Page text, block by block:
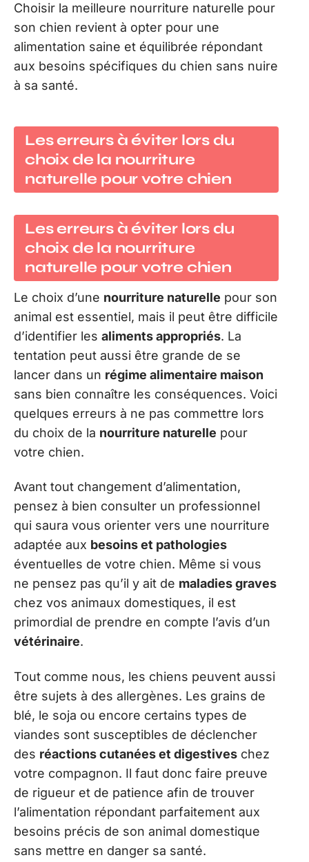
Choisir la meilleure nourriture naturelle pour
son chien revient à opter pour une
alimentation saine et équilibrée répondant
aux besoins spécifiques du chien sans nuire
à sa santé.
Les erreurs à éviter lors du
choix de la nourriture
naturelle pour votre chien
Les erreurs à éviter lors du
choix de la nourriture
naturelle pour votre chien
Le choix d’une nourriture naturelle pour son
animal est essentiel, mais il peut être difficile
d’identifier les aliments appropriés. La
tentation peut aussi être grande de se
lancer dans un régime alimentaire maison
sans bien connaître les conséquences. Voici
quelques erreurs à ne pas commettre lors
du choix de la nourriture naturelle pour
votre chien.
Avant tout changement d’alimentation,
pensez à bien consulter un professionnel
qui saura vous orienter vers une nourriture
adaptée aux besoins et pathologies
éventuelles de votre chien. Même si vous
ne pensez pas qu’il y ait de maladies graves
chez vos animaux domestiques, il est
primordial de prendre en compte l’avis d’un
vétérinaire.
Tout comme nous, les chiens peuvent aussi
être sujets à des allergènes. Les grains de
blé, le soja ou encore certains types de
viandes sont susceptibles de déclencher
des réactions cutanées et digestives chez
votre compagnon. Il faut donc faire preuve
de rigueur et de patience afin de trouver
l’alimentation répondant parfaitement aux
besoins précis de son animal domestique
sans mettre en danger sa santé.